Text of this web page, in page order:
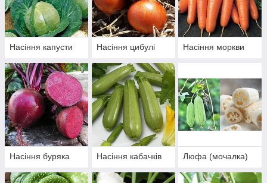
Насіння капусти Насіння цибулі Насіння моркви
Насіння буряка Насіння кабачків Люфа (мочалка)